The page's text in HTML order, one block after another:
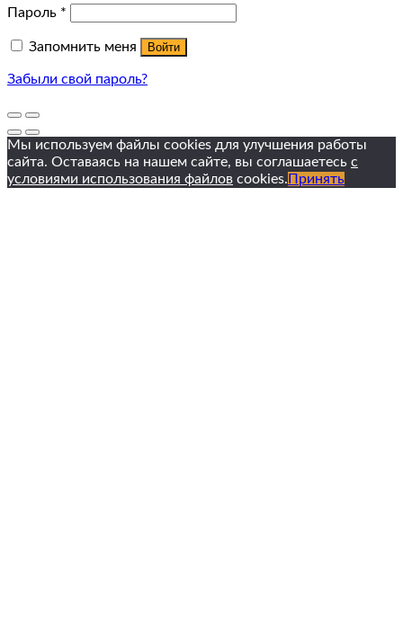
Пароль *
Запомнить меня Войти
Забыли свой пароль?
Мы используем файлы cookies для улучшения работы
сайта. Оставаясь на нашем сайте, вы соглашаетесь с
условиями использования файлов cookies. Принять